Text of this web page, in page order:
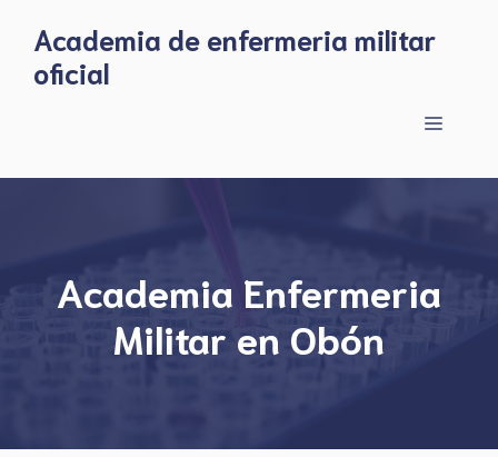
content
Academia de enfermeria militar
oficial
Menu
Academia Enfermeria
Militar en Obón